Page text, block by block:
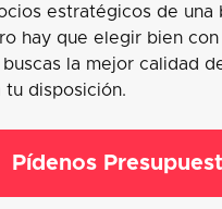
estratégicos de una
hay que elegir bien con
la mejor calidad
tu disposición.
Pídenos